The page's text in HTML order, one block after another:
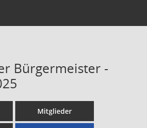
Bürgermeister -
Mitglieder